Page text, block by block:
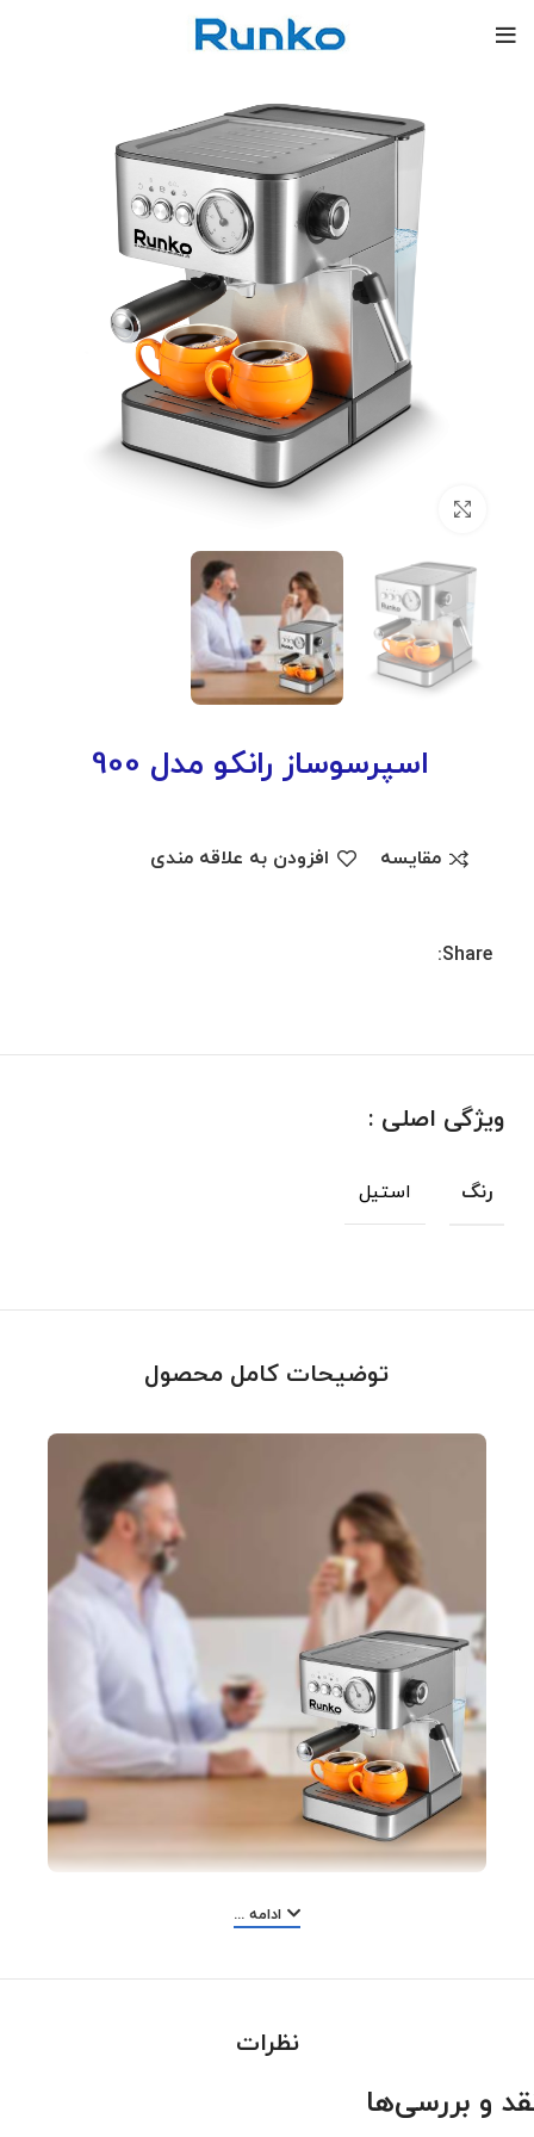
اسپرسوساز رانکو مدل 900
مقایسه افزودن به علاقه مندی
Share:
ویژگی اصلی :
رنگ استیل
توضیحات کامل محصول
اسپرسوساز رانکو مدل 900
اسپرسوساز رانکو مدل 900 دارای مخزن آب 1.8 لیتر
اسپرسوساز رانکو با ارتفاع مناسب امکان استفاده از
است این مدل از محصولات رانکو دارای نازل بخار
ادامه ...
نظرات
و بررسی‌ها